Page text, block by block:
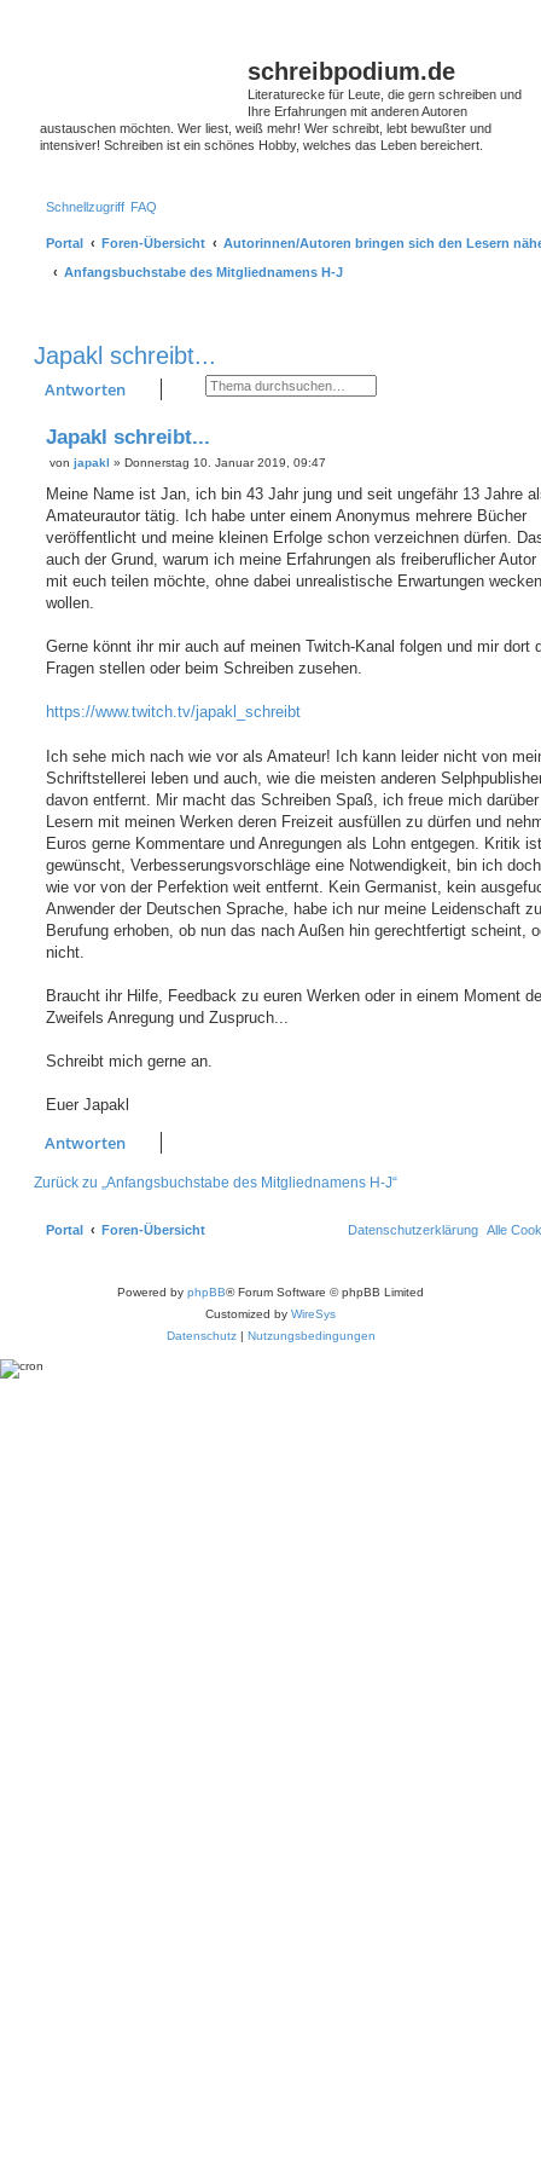
schreibpodium.de
Literaturecke für Leute, die gern schreiben und
Ihre Erfahrungen mit anderen Autoren
austauschen möchten. Wer liest, weiß mehr! Wer schreibt, lebt bewußter und
intensiver! Schreiben ist ein schönes Hobby, welches das Leben bereichert.
Schnellzugriff FAQ
Portal Foren-Übersicht
Autorinnen/Autoren bringen sich den Lesern
Anfangsbuchstabe des Mitgliednamens H-J
Japakl schreibt...
Antworten Suche
Erweiterte Suche
Japakl schreibt...
e
t
a
g
von japakl » Donnerstag 10. Januar 2019, 09:47
Meine Name ist Jan, ich bin 43 Jahr jung und seit ungefähr 13 Jahre
Amateurautor tätig. Ich habe unter einem Anonymus mehrere Bücher
veröffentlicht und meine kleinen Erfolge schon verzeichnen dürfen.
auch der Grund, warum ich meine Erfahrungen als freiberuflicher Autor
mit euch teilen möchte, ohne dabei unrealistische Erwartungen
wollen.
Gerne könnt ihr mir auch auf meinen Twitch-Kanal folgen und mir dort
Fragen stellen oder beim Schreiben zusehen.
https://www.twitch.tv/japakl_schreibt
Ich sehe mich nach wie vor als Amateur! Ich kann leider nicht von
Schriftstellerei leben und auch, wie die meisten anderen
davon entfernt. Mir macht das Schreiben Spaß, ich freue mich
Lesern mit meinen Werken deren Freizeit ausfüllen zu dürfen und
Euros gerne Kommentare und Anregungen als Lohn entgegen. Kritik ist
gewünscht, Verbesserungsvorschläge eine Notwendigkeit, bin ich
wie vor von der Perfektion weit entfernt. Kein Germanist, kein
Anwender der Deutschen Sprache, habe ich nur meine Leidenschaft
Berufung erhoben, ob nun das nach Außen hin gerechtfertigt scheint,
nicht.
Braucht ihr Hilfe, Feedback zu euren Werken oder in einem Moment
Zweifels Anregung und Zuspruch...
Schreibt mich gerne an.
Euer Japakl
Antworten
Zurück zu „Anfangsbuchstabe des Mitgliednamens H-J“
Portal Foren-Übersicht Alle
Datenschutzerklärung
Powered by phpBB® Forum Software © phpBB Limited
Customized by WireSys
Datenschutz| Nutzungsbedingungen